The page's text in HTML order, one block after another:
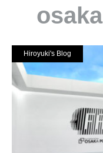
Hiroyuki's Blog